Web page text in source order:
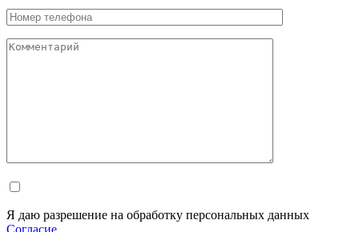
Я даю разрешение на обработку персональных данных